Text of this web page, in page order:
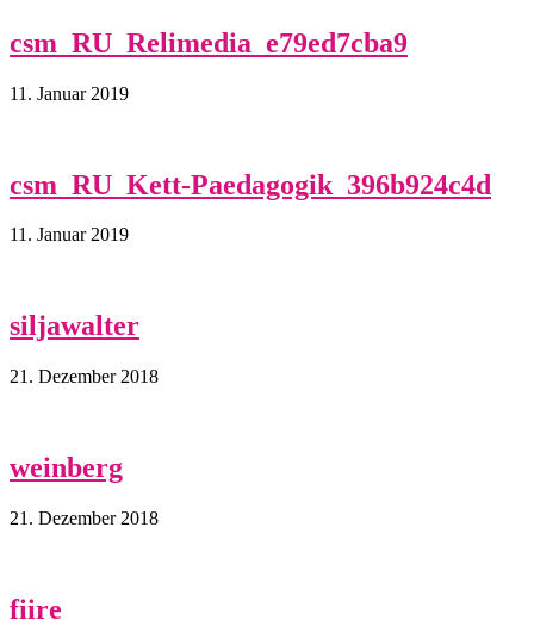
csm_RU_Relimedia_e79ed7cba9
11. Januar 2019
csm_RU_Kett-Paedagogik_396b924c4d
11. Januar 2019
siljawalter
21. Dezember 2018
weinberg
21. Dezember 2018
fiire